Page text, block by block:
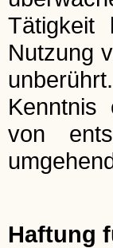
Tätigkeit
Nutzung
Kenntnis
von
Haftung